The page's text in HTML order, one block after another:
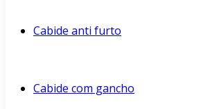
Cabide anti furto
Cabide com gancho